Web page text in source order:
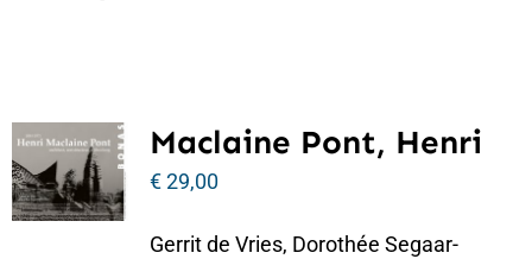
Maclaine Pont, Henri
€29,00
Gerrit de Vries, Dorothée Segaar-